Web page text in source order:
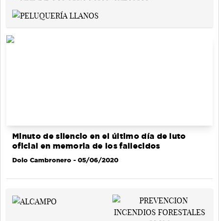
Minuto de silencio en el último día de luto
oficial en memoria de los fallecidos
Dolo Cambronero - 05/06/2020